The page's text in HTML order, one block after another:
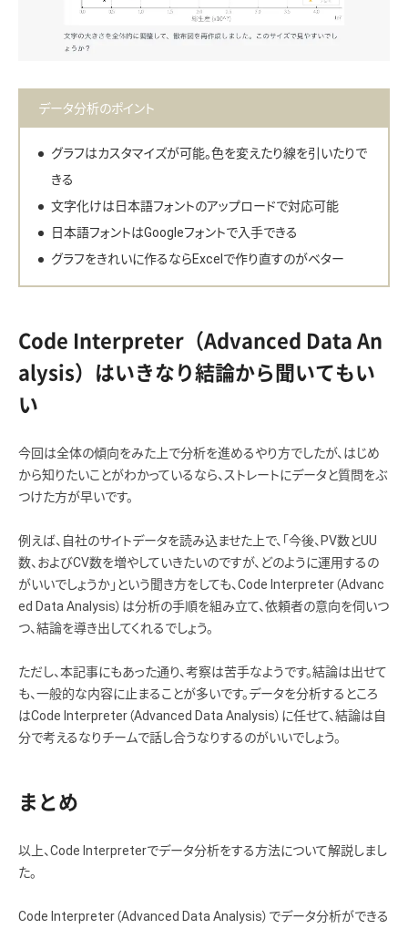
データ分析のポイント
グラフはカスタマイズが可能。色を変えたり線を引いたりで
きる
文字化けは日本語フォントのアップロードで対応可能
日本語フォントはGoogleフォントで入手できる
グラフをきれいに作るならExcelで作り直すのがベター
Code Interpreter（Advanced Data An
alysis）はいきなり結論から聞いてもい
い
今回は全体の傾向をみた上で分析を進めるやり方でしたが、はじめ
から知りたいことがわかっているなら、ストレートにデータと質問をぶ
つけた方が早いです。
例えば、自社のサイトデータを読み込ませた上で、「今後、PV数とUU
数、およびCV数を増やしていきたいのですが、どのように運用するの
がいいでしょうか」という聞き方をしても、Code Interpreter（Advanc
ed Data Analysis）は分析の手順を組み立て、依頼者の意向を伺いつ
つ、結論を導き出してくれるでしょう。
ただし、本記事にもあった通り、考察は苦手なようです。結論は出せて
も、一般的な内容に止まることが多いです。データを分析するところ
はCode Interpreter（Advanced Data Analysis）に任せて、結論は自
分で考えるなりチームで話し合うなりするのがいいでしょう。
まとめ
以上、Code Interpreterでデータ分析をする方法について解説しまし
た。
Code Interpreter（Advanced Data Analysis）でデータ分析ができる